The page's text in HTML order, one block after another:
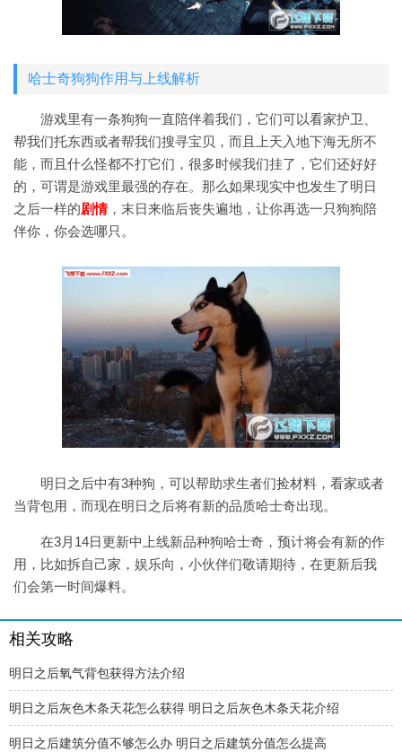
哈士奇狗狗作用与上线解析
游戏里有一条狗狗一直陪伴着我们，它们可以看家护卫、
帮我们托东西或者帮我们搜寻宝贝，而且上天入地下海无所不
能，而且什么怪都不打它们，很多时候我们挂了，它们还好好
的，可谓是游戏里最强的存在。那么如果现实中也发生了明日
之后一样的剧情 ，末日来临后丧失遍地，让你再选一只狗狗陪
伴你，你会选哪只。
明日之后中有3种狗，可以帮助求生者们捡材料，看家或者
当背包用，而现在明日之后将有新的品质哈士奇出现。
在3月14日更新中上线新品种狗哈士奇，预计将会有新的作
用，比如拆自己家，娱乐向，小伙伴们敬请期待，在更新后我
们会第一时间爆料。
相关攻略
明日之后氧气背包获得方法介绍
明日之后灰色木条天花怎么获得 明日之后灰色木条天花介绍
明日之后建筑分值不够怎么办 明日之后建筑分值怎么提高